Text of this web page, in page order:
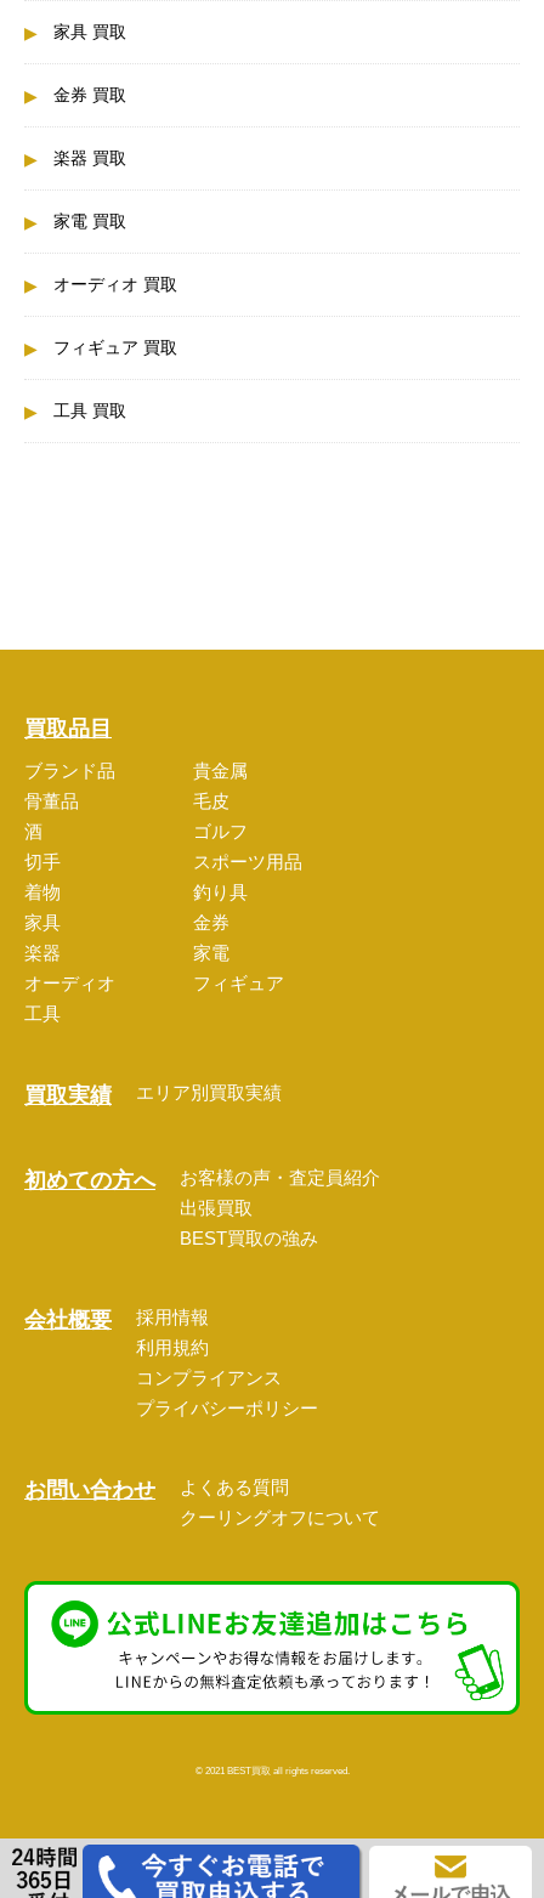
家具 買取
金券 買取
楽器 買取
家電 買取
オーディオ 買取
フィギュア 買取
工具 買取
買取品目
ブランド品
貴金属
骨董品
毛皮
酒
ゴルフ
切手
スポーツ用品
着物
釣り具
家具
金券
楽器
家電
オーディオ
フィギュア
工具
買取実績 エリア別買取実績
初めての方へ
お客様の声・査定員紹介
出張買取
BEST買取の強み
会社概要
採用情報
利用規約
コンプライアンス
プライバシーポリシー
お問い合わせ
よくある質問
クーリングオフについて
©️ 2021 BEST買取 all rights reserved.